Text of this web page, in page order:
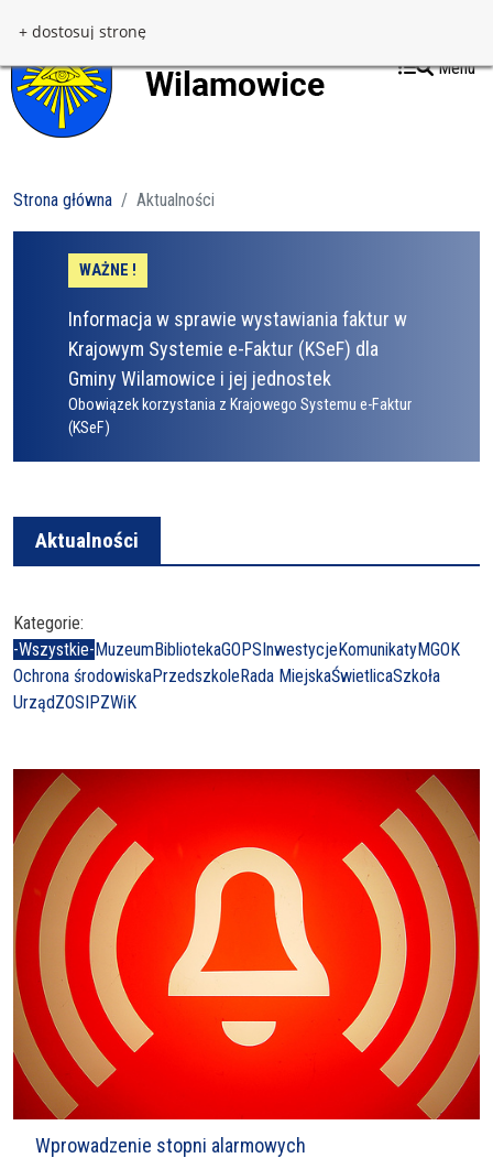
+ dostosuj stronę
Menu
Strona główna Aktualności
WAŻNE !
Informacja w sprawie wystawiania faktur w
Krajowym Systemie e-Faktur (KSeF) dla
Gminy Wilamowice i jej jednostek
Obowiązek korzystania z Krajowego Systemu e-Faktur
(KSeF)
Aktualności
Kategorie:
-Wszystkie-MuzeumBibliotekaGOPSInwestycjeKomunikatyMGOK
Ochrona środowiskaPrzedszkoleRada MiejskaŚwietlicaSzkoła
UrządZOSIPZWiK
Wprowadzenie stopni alarmowych